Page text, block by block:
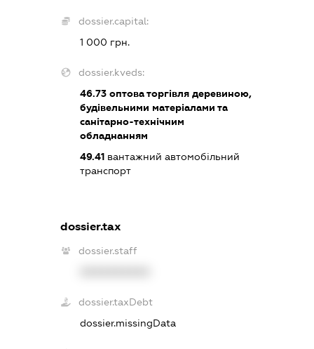
dossier.capital:
1 000 грн.
dossier.kveds:
46.73оптова торгівля деревиною,
будівельними матеріалами та
санітарно-технічним
обладнанням
49.41вантажний автомобільний
транспорт
dossier.tax
dossier.staff
dossier.taxDebt
dossier.missingData